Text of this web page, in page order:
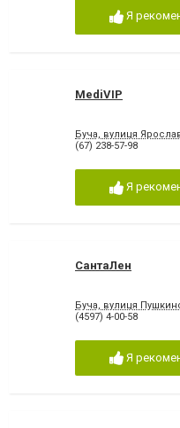
Я
MediVIP
Буча, вулиця
(67) 238-57-98
Я
СантаЛен
Буча, вулиця
(4597) 4-00-58
Я